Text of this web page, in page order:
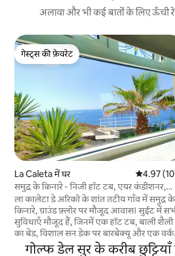
अलावा और भी कई बातों के लिए ऊँची
गेस्ट्स की फ़ेवरेट
गेस्ट्स की फ़ेवरेट
La Caleta में घर औसत रेटिंग
4.97
समुद्र के किनारे - निजी हॉट टब, एयर कंडीशनर,
दक्षिण टेनेरिफ़
ला कालेटा डे अरिको के शांत तटीय गाँव में समुद्र के
किनारे, ग्राउंड फ़्लोर पर मौजूद आवास। सुईट में सभी
सुविधाएँ मौजूद हैं, जिनमें एक हॉट टब, बाली शैली
का बेड, विशाल सन डेक पर बारबेक्यू और एक वर्क
स्टेशन शामिल हैं। स्थानीय गतिविधियों में शामिल हैं :
गोल्फ डेल सुर के करीब